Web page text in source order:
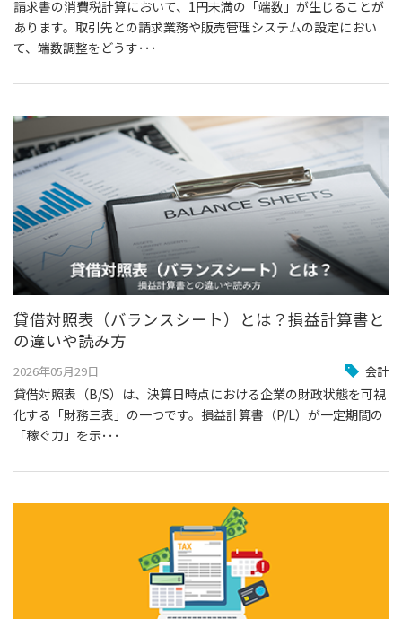
請求書の消費税計算において、1円未満の「端数」が生じることが
あります。取引先との請求業務や販売管理システムの設定におい
て、端数調整をどうす･･･
貸借対照表（バランスシート）とは？損益計算書と
の違いや読み方
2026年05月29日 会計
貸借対照表（B/S）は、決算日時点における企業の財政状態を可視
化する「財務三表」の一つです。損益計算書（P/L）が一定期間の
「稼ぐ力」を示･･･